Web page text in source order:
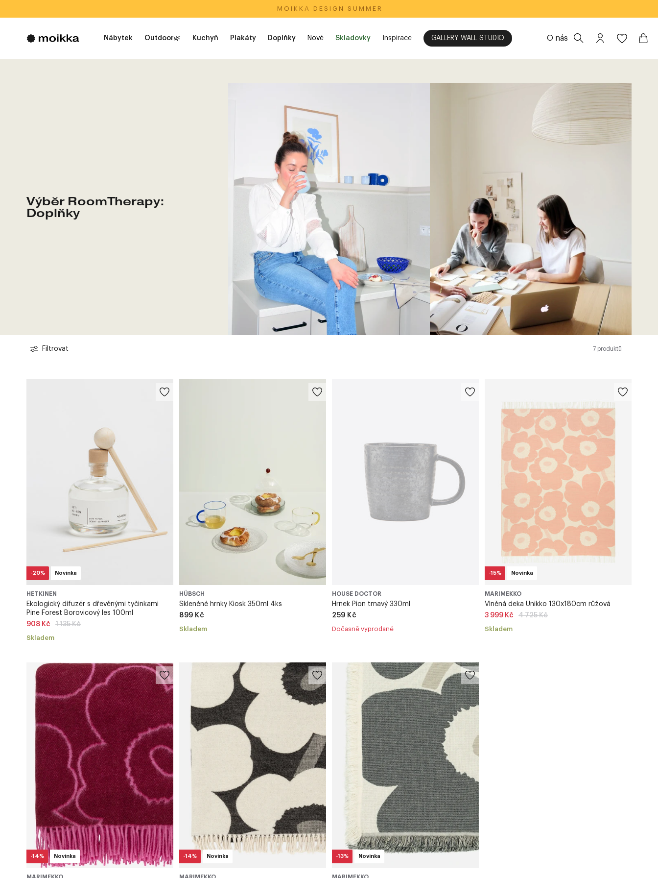
M O I K K A‎ ‎ ‎ D E S I G N‎ ‎ ‎ S U M M E R
Nábytek Outdoor🌿 Kuchyň Plakáty Doplňky Nové Skladovky Inspirace GALLERY WALL STUDIO O nás
Výběr RoomTherapy:
Doplňky
Filtrovat 7 produktů
-20% Novinka
HETKINEN
Ekologický difuzér s dřevěnými tyčinkami
Pine Forest Borovicový les 100ml
908 Kč
Běžná
1 135 Kč
Skladem
HÜBSCH
Skleněné hrnky Kiosk 350ml 4ks
899 Kč
Skladem
HOUSE DOCTOR
Hrnek Pion tmavý 330ml
259 Kč
Dočasně vyprodané
-15% Novinka
MARIMEKKO
Vlněná deka Unikko 130x180cm růžová
3 999 Kč
Běžná
4 725 Kč
Skladem
-14% Novinka -14% Novinka -13% Novinka